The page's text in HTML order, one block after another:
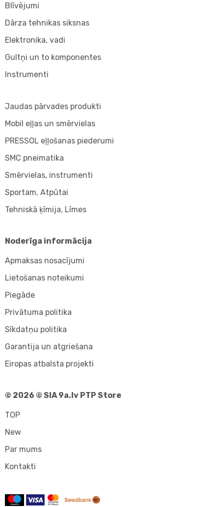
Blīvējumi
Dārza tehnikas siksnas
Elektronika, vadi
Gultņi un to komponentes
Instrumenti
Jaudas pārvades produkti
Mobil eļļas un smērvielas
PRESSOL eļļošanas piederumi
SMC pneimatika
Smērvielas, instrumenti
Sportam, Atpūtai
Tehniskā ķīmija, Līmes
Noderīga informācija
Apmaksas nosacījumi
Lietošanas noteikumi
Piegāde
Privātuma politika
Sīkdatņu politika
Garantija un atgriešana
Eiropas atbalsta projekti
© 2026 © SIA 9a.lv PTP Store
TOP
New
Par mums
Kontakti